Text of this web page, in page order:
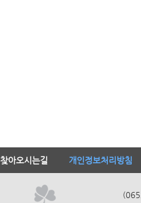
찾아오시는길 개인정보처리방침